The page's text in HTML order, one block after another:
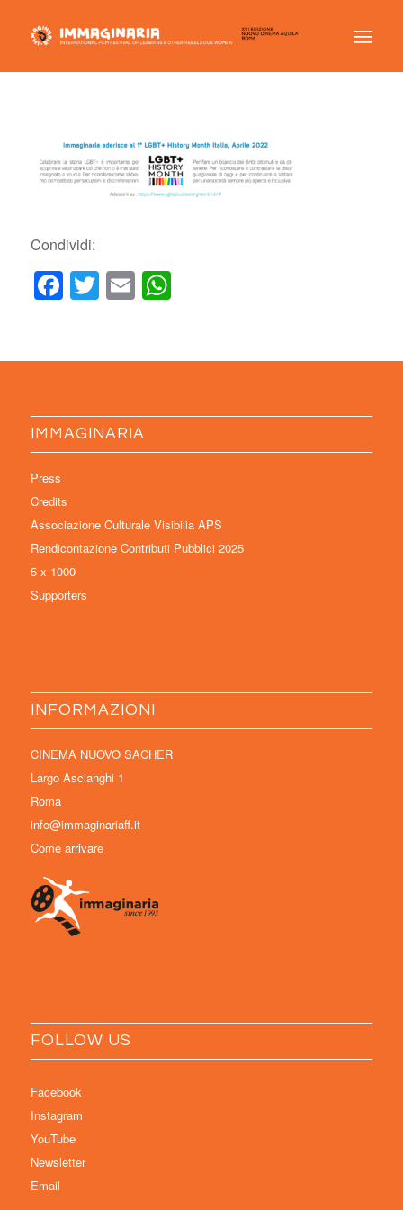
Condividi:
Facebook
Twitter
EmailWhatsApp
IMMAGINARIA
Press
Credits
Associazione Culturale Visibilia APS
Rendicontazione Contributi Pubblici 2025
5 x 1000
Supporters
INFORMAZIONI
CINEMA NUOVO SACHER
Largo Ascianghi 1
Roma
info@immaginariaff.it
Come arrivare
FOLLOW US
Facebook
Instagram
YouTube
Newsletter
Email